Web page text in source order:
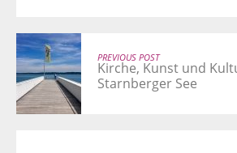
PREVIOUS POST
Kirche, Kunst und
Starnberger See